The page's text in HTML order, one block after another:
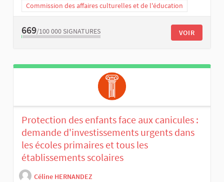
Commission des affaires culturelles et de l'éducation
669/100 000 SIGNATURES VOIR
Protection des enfants face aux canicules :
demande d'investissements urgents dans
les écoles primaires et tous les
établissements scolaires
Céline HERNANDEZ